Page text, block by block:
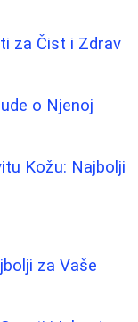
za Čist i Zdrav
o Njenoj
Kožu: Najbolji
za Vaše